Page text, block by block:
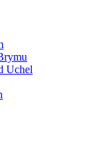
Uchel